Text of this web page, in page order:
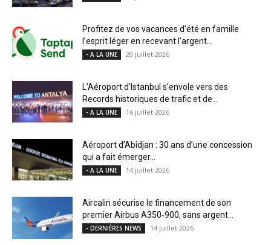
Profitez de vos vacances d’été en famille
l’esprit léger en recevant l’argent...
- A LA UNE 20 juillet 2026
L’Aéroport d’Istanbul s’envole vers des
Records historiques de trafic et de...
- A LA UNE 16 juillet 2026
Aéroport d’Abidjan : 30 ans d’une concession
qui a fait émerger...
- A LA UNE 14 juillet 2026
Aircalin sécurise le financement de son
premier Airbus A350‑900, sans argent...
- DERNIÈRES NEWS 14 juillet 2026